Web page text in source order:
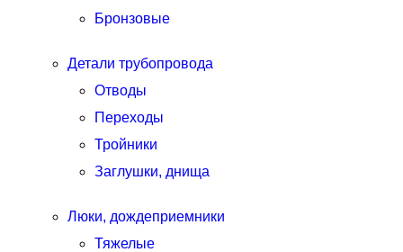
Бронзовые
Детали трубопровода
Отводы
Переходы
Тройники
Заглушки, днища
Люки, дождеприемники
Тяжелые